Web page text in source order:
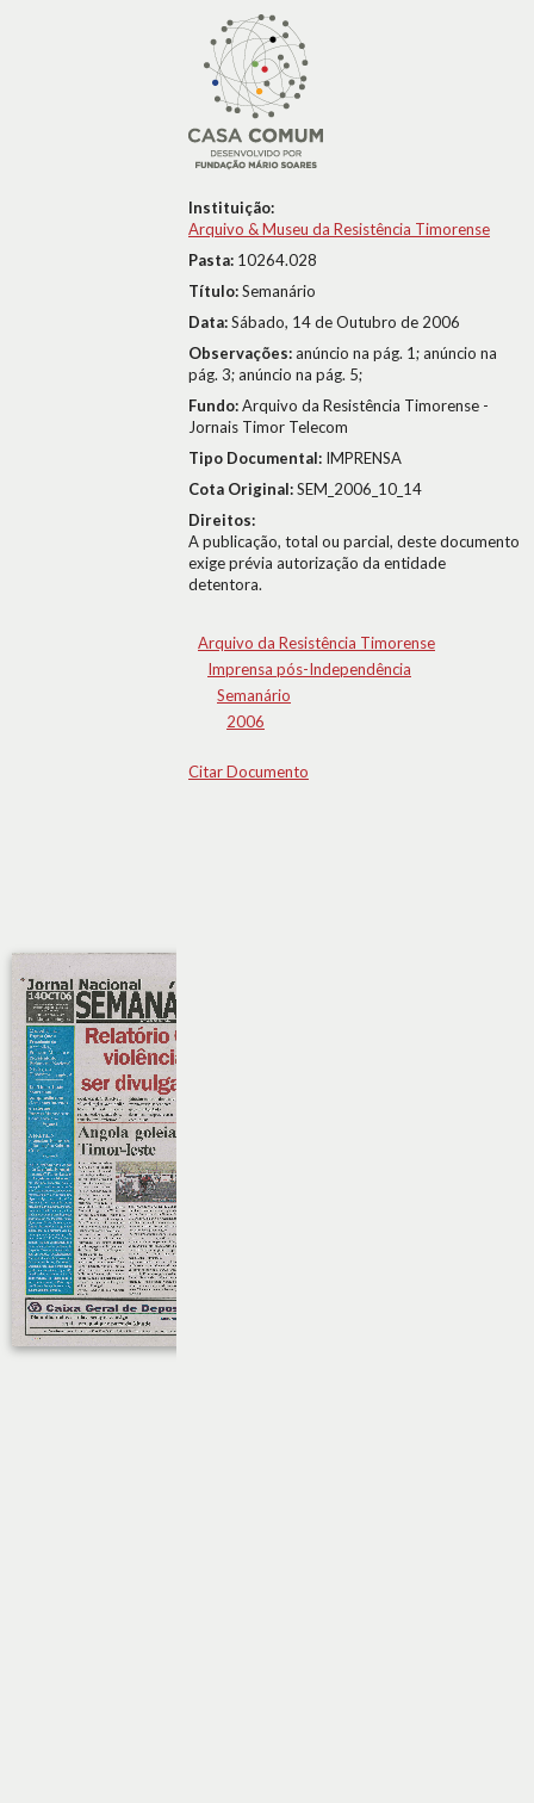
Instituição:
Arquivo & Museu da Resistência Timorense
Pasta: 10264.028
Título:Semanário
Data:Sábado, 14 de Outubro de 2006
Observações:anúncio na pág. 1; anúncio na
pág. 3; anúncio na pág. 5;
Fundo:Arquivo da Resistência Timorense -
Jornais Timor Telecom
Tipo Documental: IMPRENSA
Cota Original:SEM_2006_10_14
Direitos:
A publicação, total ou parcial, deste documento
exige prévia autorização da entidade
detentora.
Arquivo da Resistência Timorense
Imprensa pós-Independência
Semanário
2006
Citar Documento